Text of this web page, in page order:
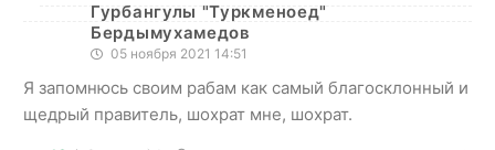
Гурбангулы "Туркменоед"
Бердымухамедов
05 ноября 2021 14:51
Я запомнюсь своим рабам как самый благосклонный и
щедрый правитель, шохрат мне, шохрат.